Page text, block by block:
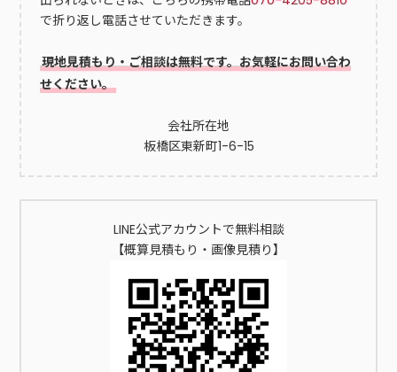
で折り返し電話させていただきます。
現地見積もり・ご相談は無料です。お気軽にお問い合わ
せください。
会社所在地
板橋区東新町1-6-15
LINE公式アカウントで無料相談
【概算見積もり・画像見積り】